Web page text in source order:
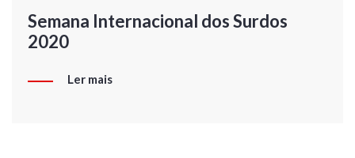
Semana Internacional dos Surdos
2020
Ler mais